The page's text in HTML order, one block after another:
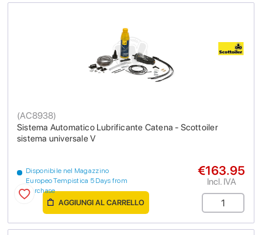
Sistema Automatico Lubrificante Catena - Scottoiler
sistema universale V
(AC8938)
Disponibile nel Magazzino
Europeo Tempistica 5 Days from
purchase
€163.95
Incl. IVA
AGGIUNGI AL CARRELLO